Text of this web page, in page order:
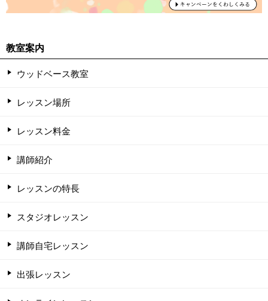
教室案内
ウッドベース教室
レッスン場所
レッスン料金
講師紹介
レッスンの特長
スタジオレッスン
講師自宅レッスン
出張レッスン